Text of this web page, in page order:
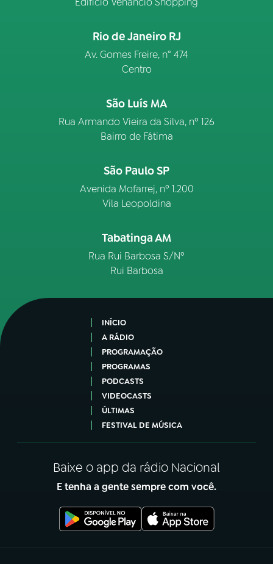
Rio de Janeiro RJ
Av. Gomes Freire, n° 474
Centro
São Luís MA
Rua Armando Vieira da Silva, nº 126
Bairro de Fátima
São Paulo SP
Avenida Mofarrej, nº 1.200
Vila Leopoldina
Tabatinga AM
Rua Rui Barbosa S/Nº
Rui Barbosa
INÍCIO
A RÁDIO
PROGRAMAÇÃO
PROGRAMAS
PODCASTS
VIDEOCASTS
ÚLTIMAS
FESTIVAL DE MÚSICA
Baixe o app da rádio Nacional
E tenha a gente sempre com você.